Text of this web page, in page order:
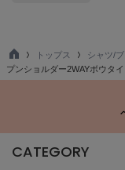
NIKE
ナイキ
null.
TO
P
トップス シャツ/
プンショルダー2WAYボウタ
CATEGORY